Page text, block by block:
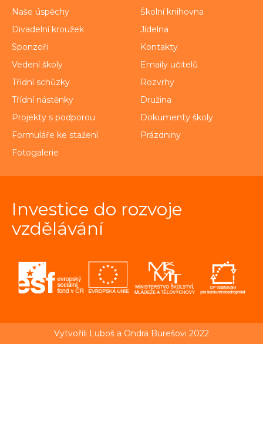
Naše úspěchy
Školní knihovna
Divadelní kroužek
Jídelna
Sponzoři
Kontakty
Vedení školy
Emaily učitelů
Třídní schůzky
Rozvrhy
Třídní nástěnky
Družina
Projekty s podporou
Dokumenty školy
Formuláře ke stažení
Prázdniny
Fotogalerie
Investice do rozvoje
vzdělávání
Vytvořili Luboš a Ondra Burešovi 2022